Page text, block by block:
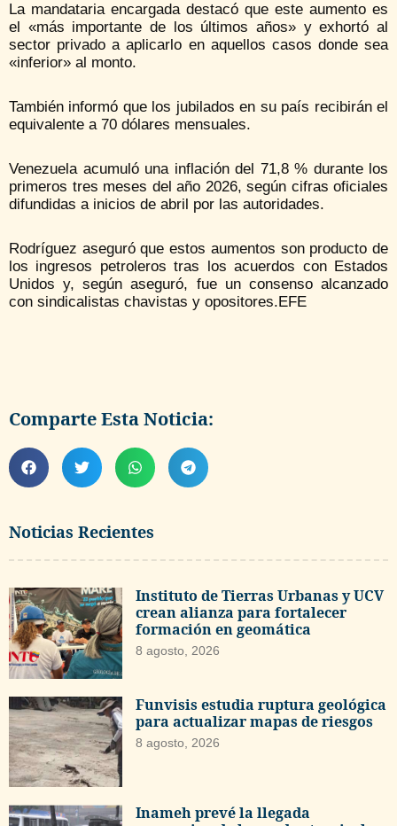
Noticias Recientes
Instituto de Tierras Urbanas y UCV
crean alianza para fortalecer
formación en geomática
8 agosto, 2026
Funvisis estudia ruptura geológica
para actualizar mapas de riesgos
8 agosto, 2026
Inameh prevé la llegada
La mandataria encargada destacó que este aumento es
el «más importante de los últimos años» y exhortó al
sector privado a aplicarlo en aquellos casos donde sea
«inferior» al monto.
También informó que los jubilados en su país recibirán el
equivalente a 70 dólares mensuales.
Venezuela acumuló una inflación del 71,8 % durante los
primeros tres meses del año 2026, según cifras oficiales
difundidas a inicios de abril por las autoridades.
Rodríguez aseguró que estos aumentos son producto de
los ingresos petroleros tras los acuerdos con Estados
Unidos y, según aseguró, fue un consenso alcanzado
con sindicalistas chavistas y opositores.EFE
Comparte Esta Noticia: